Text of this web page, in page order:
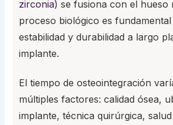
zirconia) se fusiona con el hueso
proceso biológico es
estabilidad y durabilidad a largo
implante.
El tiempo de osteointegración
múltiples factores: calidad ósea,
implante, técnica quirúrgica,